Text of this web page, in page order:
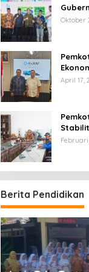
Oktober
April 17,
Februari
Berita Pendidikan